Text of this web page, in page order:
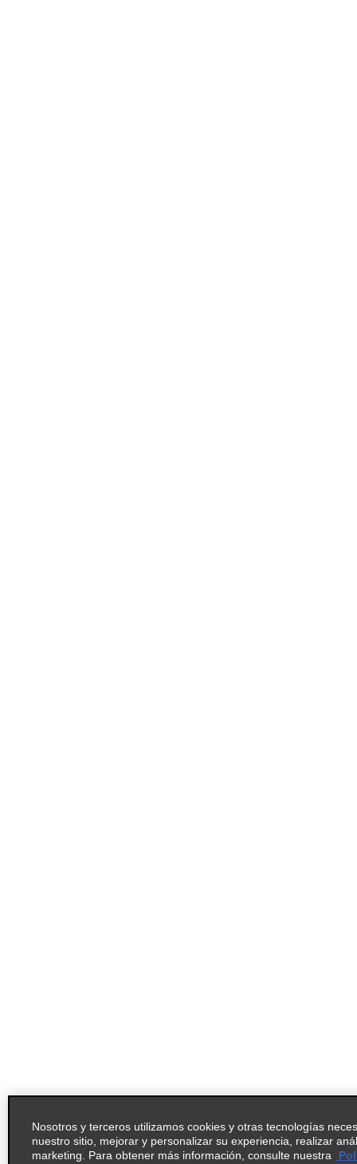
Nosotros y terceros utilizamos cookies y otras tecnologías
nuestro sitio, mejorar y personalizar su experiencia, realizar
marketing. Para obtener más información, consulte nuestra